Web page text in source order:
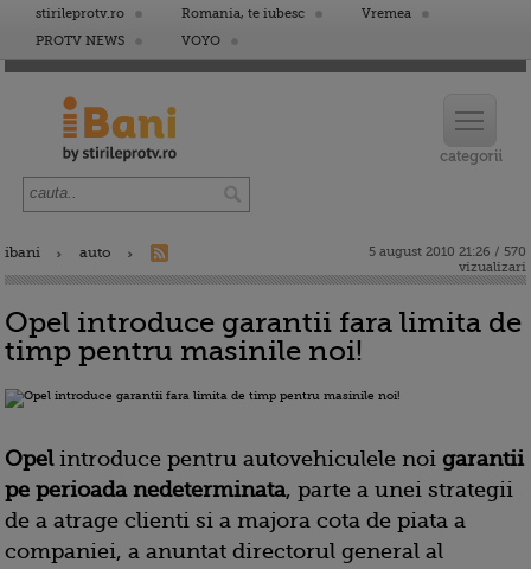
stirileprotv.ro Romania, te iubesc
Vremea
PROTV NEWS
VOYO
ibani auto
5 august 2010 21:26 / 570
vizualizari
Opel introduce garantii fara limita de
timp pentru masinile noi!
Opelintroduce pentru autovehiculele noi garantii
pe perioada nedeterminata, parte a unei strategii
de a atrage clienti si a majora cota de piata a
companiei, a anuntat directorul general al